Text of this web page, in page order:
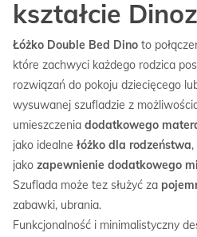
kształcie
Łóżko Double Bed Dino to
które zachwyci każdego rodzica
rozwiązań do pokoju dziecięcego
wysuwanej szufladzie z
umieszczenia dodatkowego
jako idealne łóżko dla rodzeństwa,
jako zapewnienie dodatkowego
Szuflada może tez służyć za
zabawki, ubrania.
Funkcjonalność i minimalistyczny